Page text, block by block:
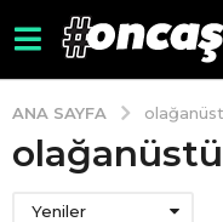
ANA SAYFA
Yeniler